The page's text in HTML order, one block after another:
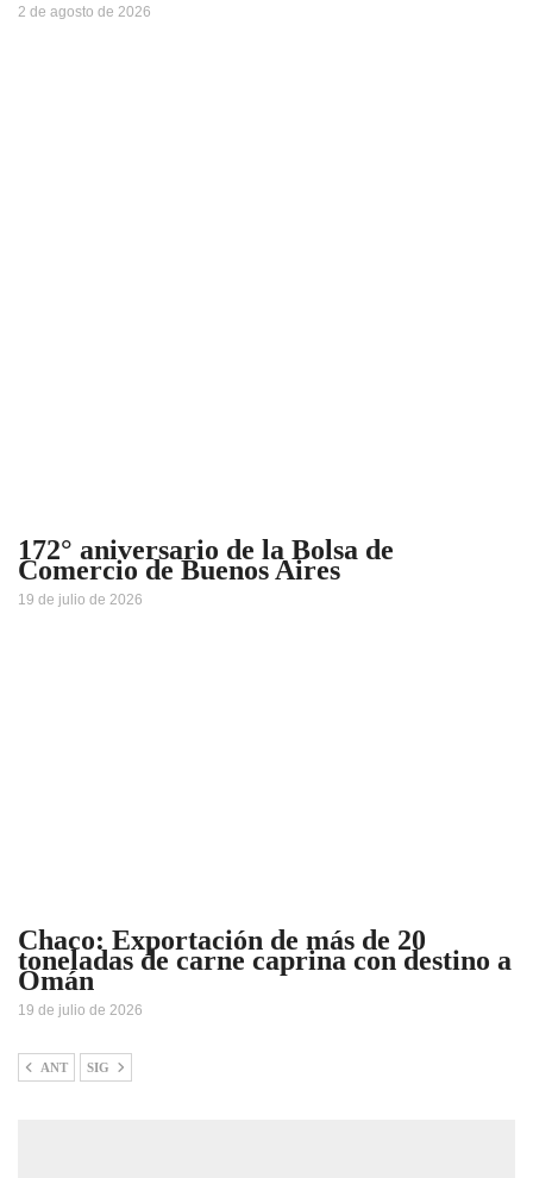
2 de agosto de 2026
172° aniversario de la Bolsa de
Comercio de Buenos Aires
19 de julio de 2026
Chaco: Exportación de más de 20
toneladas de carne caprina con destino a
Omán
19 de julio de 2026
ANT SIG